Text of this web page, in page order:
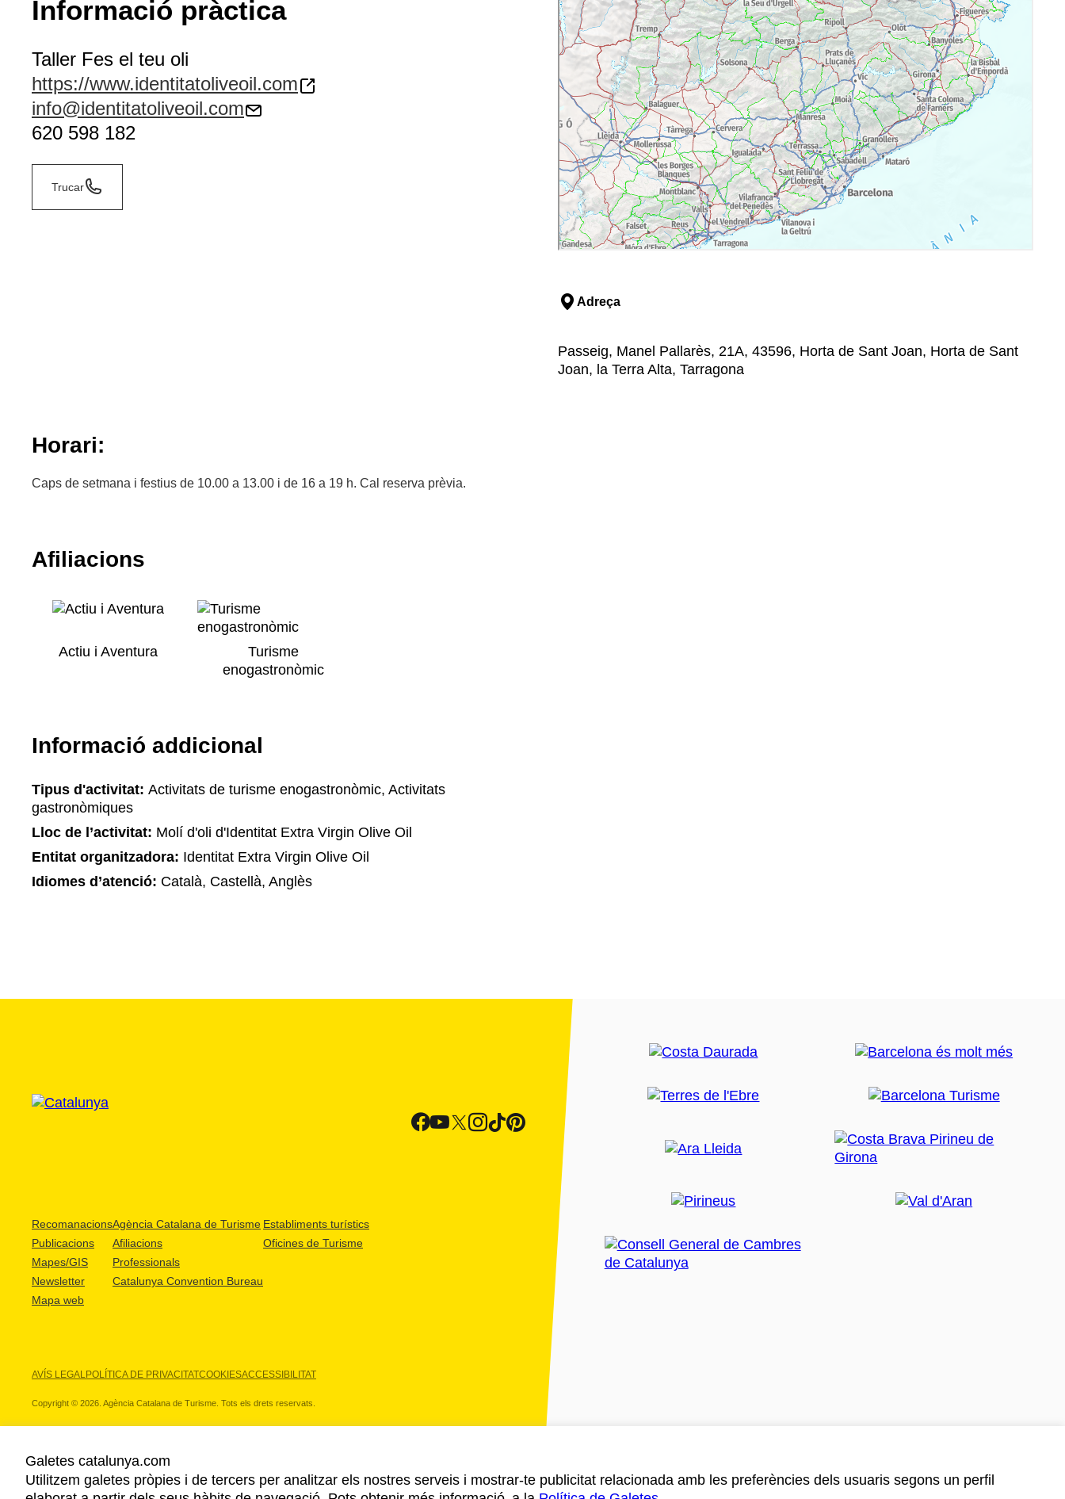
Informació pràctica
Taller Fes el teu oli
https://www.identitatoliveoil.com
info@identitatoliveoil.com
620 598 182
Trucar
Adreça
Passeig, Manel Pallarès, 21A, 43596, Horta de Sant Joan, Horta de Sant
Joan, la Terra Alta, Tarragona
Horari:
Caps de setmana i festius de 10.00 a 13.00 i de 16 a 19 h. Cal reserva prèvia.
Afiliacions
Actiu i Aventura
Turisme
enogastronòmic
Informació addicional
Tipus d'activitat: Activitats de turisme enogastronòmic, Activitats
gastronòmiques
Lloc de l’activitat: Molí d'oli d'Identitat Extra Virgin Olive Oil
Entitat organitzadora: Identitat Extra Virgin Olive Oil
Idiomes d’atenció: Català, Castellà, Anglès
Recomanacions
Publicacions
Mapes/GIS
Newsletter
Mapa web
Agència Catalana de Turisme
Afiliacions
Professionals
Catalunya Convention Bureau
Establiments turístics
Oficines de Turisme
AVÍS LEGALPOLÍTICA DE PRIVACITATCOOKIESACCESSIBILITAT
Copyright © 2026. Agència Catalana de Turisme. Tots els drets reservats.
ELS NOSTRES PARTNERS
Galetes catalunya.com
Utilitzem galetes pròpies i de tercers per analitzar els nostres serveis i mostrar-te publicitat relacionada amb les preferències dels usuaris segons un perfil